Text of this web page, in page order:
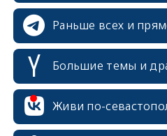
Раньше всех и
Большие темы и
Живи по-